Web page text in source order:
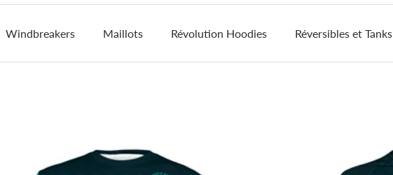
Windbreakers Maillots Révolution Hoodies Réversibles et Tanks